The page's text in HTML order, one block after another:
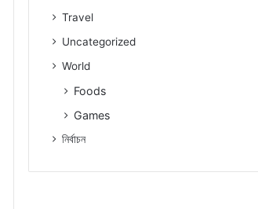
Travel
Uncategorized
World
Foods
Games
নিৰ্বাচন